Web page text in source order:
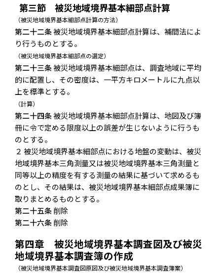
第三節 被災地域境界基本細部点計算
（被災地域境界基本細部点計算の方法）
第二十二条被災地域境界基本細部点計算は、補間法によ
り行うものとする。
（被災地域境界基本細部点の選定）
第二十三条被災地域境界基本細部点は、調査地域に平均
的に配置し、その密度は、一平方キロメートルに九点以
上を標準とする。
（計算）
第二十四条被災地域境界基本細部点計算は、地図及び簿
冊に令で定める限度以上の誤差が生じないように行うも
のとする。
２ 被災地域境界基本細部点における地盤の変動は、被災
地域境界基本三角測量又は被災地域境界基本三角測量と
同等以上の精度を有する測量の結果に基づいて求めるも
のとし、その結果は、被災地域境界基本細部点成果簿に
取りまとめるものとする。
第二十五条削除
第二十六条削除
第四章 被災地域境界基本調査図及び被災
地域境界基本調査簿の作成
（被災地域境界基本調査図原図及び被災地域境界基本調査簿案）